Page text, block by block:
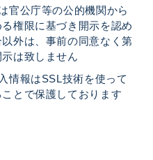
官公庁等の公的機関から
権限に基づき開示を認め
以外は、事前の同意なく第
は致しません
情報はSSL技術を使って
とで保護しております